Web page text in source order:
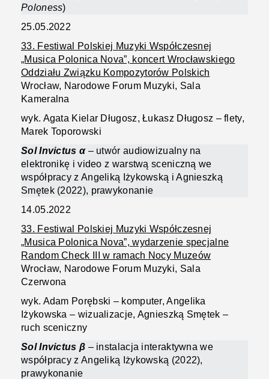
Poloness)
25.05.2022
33. Festiwal Polskiej Muzyki Współczesnej
„Musica Polonica Nova”, koncert Wrocławskiego
Oddziału Związku Kompozytorów Polskich
Wrocław, Narodowe Forum Muzyki, Sala
Kameralna
wyk. Agata Kielar Długosz, Łukasz Długosz – flety,
Marek Toporowski
Sol Invictus α– utwór audiowizualny na
elektronikę i video z warstwą sceniczną we
współpracy z Angeliką Iżykowską i Agnieszką
Smętek (2022), prawykonanie
14.05.2022
33. Festiwal Polskiej Muzyki Współczesnej
„Musica Polonica Nova”, wydarzenie specjalne
Random Check III w ramach Nocy Muzeów
Wrocław, Narodowe Forum Muzyki, Sala
Czerwona
wyk. Adam Porębski – komputer, Angelika
Iżykowska – wizualizacje, Agnieszką Smętek –
ruch sceniczny
Sol Invictus β – instalacja interaktywna we
współpracy z Angeliką Iżykowską (2022),
prawykonanie